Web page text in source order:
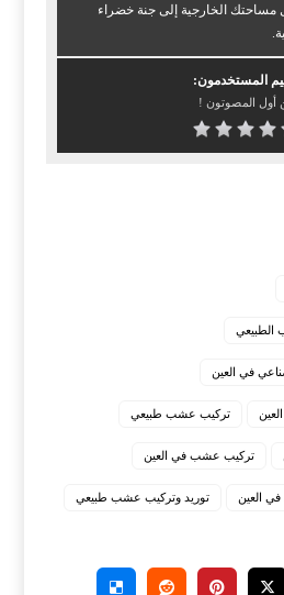
مساحتك الخارجية إلى جنة خضراء
المستخدمون:
أول المصوتون !
الطبيعي
في العين
تركيب عشب طبيعي
تركيب عشب في العين
العين توريد وتركيب عشب طبيعي